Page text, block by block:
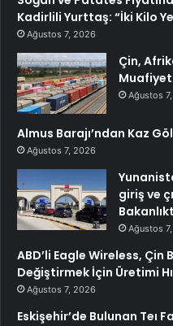
Kadirlili Yurttaş: “İki Kilo
Ağustos 7, 2026
Çin,
Ağustos
Almus Barajı’ndan Kaz
Ağustos 7, 2026
giriş ve
Ağustos
ABD’li Eagle Wireless, Çin
Değiştirmek İçin Üretimi
Ağustos 7, 2026
Eskişehir’de Bulunan Teı